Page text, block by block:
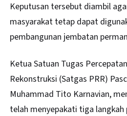
Keputusan tersebut diambil
masyarakat tetap dapat
pembangunan jembatan
Ketua Satuan Tugas
Rekonstruksi (Satgas PRR)
Muhammad Tito Karnavian,
telah menyepakati tiga langkah